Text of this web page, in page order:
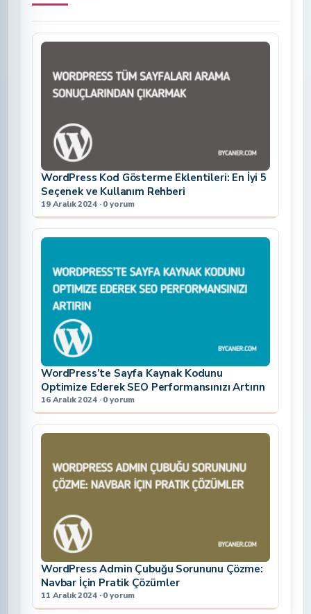
WordPress Kod Gösterme Eklentileri: En İyi 5
Seçenek ve Kullanım Rehberi
19 Aralık 2024 · 0 yorum
WordPress’te Sayfa Kaynak Kodunu
Optimize Ederek SEO Performansınızı Artırın
16 Aralık 2024 · 0 yorum
WordPress Admin Çubuğu Sorununu Çözme:
Navbar İçin Pratik Çözümler
11 Aralık 2024 · 0 yorum